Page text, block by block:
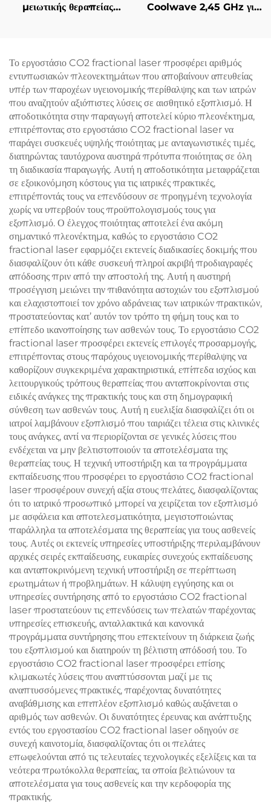
μειωτικής θεραπείας
1060 nm για
αναδιαμόρφωση και
λιπόλυση του σώματος
Coolwave 2,45 GHz για
Δέρματος και
Ραδιοσυχνότητας στο
Πρόσωπο για Απώλεια
Βάρους και Αδυνατισμό
Σώματος
Το εργοστάσιο CO2 fractional laser προσφέρει αριθμός
εντυπωσιακών πλεονεκτημάτων που αποβαίνουν απευθείας
υπέρ των παροχέων υγειονομικής περίθαλψης και των ιατρών
που αναζητούν αξιόπιστες λύσεις σε αισθητικό εξοπλισμό. Η
αποδοτικότητα στην παραγωγή αποτελεί κύριο πλεονέκτημα,
επιτρέποντας στο εργοστάσιο CO2 fractional laser να
παράγει συσκευές υψηλής ποιότητας με ανταγωνιστικές τιμές,
διατηρώντας ταυτόχρονα αυστηρά πρότυπα ποιότητας σε όλη
τη διαδικασία παραγωγής. Αυτή η αποδοτικότητα μεταφράζεται
σε εξοικονόμηση κόστους για τις ιατρικές πρακτικές,
επιτρέποντάς τους να επενδύσουν σε προηγμένη τεχνολογία
χωρίς να υπερβούν τους προϋπολογισμούς τους για
εξοπλισμό. Ο έλεγχος ποιότητας αποτελεί ένα ακόμη
σημαντικό πλεονέκτημα, καθώς το εργοστάσιο CO2
fractional laser εφαρμόζει εκτενείς διαδικασίες δοκιμής που
διασφαλίζουν ότι κάθε συσκευή πληροί ακριβή προδιαγραφές
απόδοσης πριν από την αποστολή της. Αυτή η αυστηρή
προσέγγιση μειώνει την πιθανότητα αστοχιών του εξοπλισμού
και ελαχιστοποιεί τον χρόνο αδράνειας των ιατρικών πρακτικών,
προστατεύοντας κατ’ αυτόν τον τρόπο τη φήμη τους και το
επίπεδο ικανοποίησης των ασθενών τους. Το εργοστάσιο CO2
fractional laser προσφέρει εκτενείς επιλογές προσαρμογής,
επιτρέποντας στους παρόχους υγειονομικής περίθαλψης να
καθορίζουν συγκεκριμένα χαρακτηριστικά, επίπεδα ισχύος και
λειτουργικούς τρόπους θεραπείας που ανταποκρίνονται στις
ειδικές ανάγκες της πρακτικής τους και στη δημογραφική
σύνθεση των ασθενών τους. Αυτή η ευελιξία διασφαλίζει ότι οι
ιατροί λαμβάνουν εξοπλισμό που ταιριάζει τέλεια στις κλινικές
τους ανάγκες, αντί να περιορίζονται σε γενικές λύσεις που
ενδέχεται να μην βελτιστοποιούν τα αποτελέσματα της
θεραπείας τους. Η τεχνική υποστήριξη και τα προγράμματα
εκπαίδευσης που προσφέρει το εργοστάσιο CO2 fractional
laser προσφέρουν συνεχή αξία στους πελάτες, διασφαλίζοντας
ότι το ιατρικό προσωπικό μπορεί να χειρίζεται τον εξοπλισμό
με ασφάλεια και αποτελεσματικότητα, μεγιστοποιώντας
παράλληλα τα αποτελέσματα της θεραπείας για τους ασθενείς
τους. Αυτές οι εκτενείς υπηρεσίες υποστήριξης περιλαμβάνουν
αρχικές σειρές εκπαίδευσης, ευκαιρίες συνεχούς εκπαίδευσης
και ανταποκρινόμενη τεχνική υποστήριξη σε περίπτωση
ερωτημάτων ή προβλημάτων. Η κάλυψη εγγύησης και οι
υπηρεσίες συντήρησης από το εργοστάσιο CO2 fractional
laser προστατεύουν τις επενδύσεις των πελατών παρέχοντας
υπηρεσίες επισκευής, ανταλλακτικά και κανονικά
προγράμματα συντήρησης που επεκτείνουν τη διάρκεια ζωής
του εξοπλισμού και διατηρούν τη βέλτιστη απόδοσή του. Το
εργοστάσιο CO2 fractional laser προσφέρει επίσης
κλιμακωτές λύσεις που αναπτύσσονται μαζί με τις
αναπτυσσόμενες πρακτικές, παρέχοντας δυνατότητες
αναβάθμισης και επιπλέον εξοπλισμό καθώς αυξάνεται ο
αριθμός των ασθενών. Οι δυνατότητες έρευνας και ανάπτυξης
εντός του εργοστασίου CO2 fractional laser οδηγούν σε
συνεχή καινοτομία, διασφαλίζοντας ότι οι πελάτες
επωφελούνται από τις τελευταίες τεχνολογικές εξελίξεις και τα
νεότερα πρωτόκολλα θεραπείας, τα οποία βελτιώνουν τα
αποτελέσματα για τους ασθενείς και την κερδοφορία της
πρακτικής.